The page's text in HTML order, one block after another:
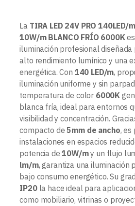
La TIRA LED 24V PRO 140LED/
10W/m BLANCO FRÍO 6000K
iluminación profesional
alto rendimiento lumínico y una
energética. Con 140 LED/m,
iluminación uniforme y sin
temperatura de color 6000K
blanca fría, ideal para entornos
visibilidad y concentración.
compacto de5mm de ancho, es
instalaciones en espacios
potencia de10W/my un flujo
lm/m, garantiza una iluminación
bajo consumo energético. Su
IP20la hace ideal para
como mobiliario, vitrinas o